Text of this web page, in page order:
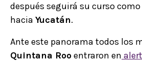
después seguirá su curso
hacia Yucatán.
Ante este panorama todos los
Quintana Rooentraron en